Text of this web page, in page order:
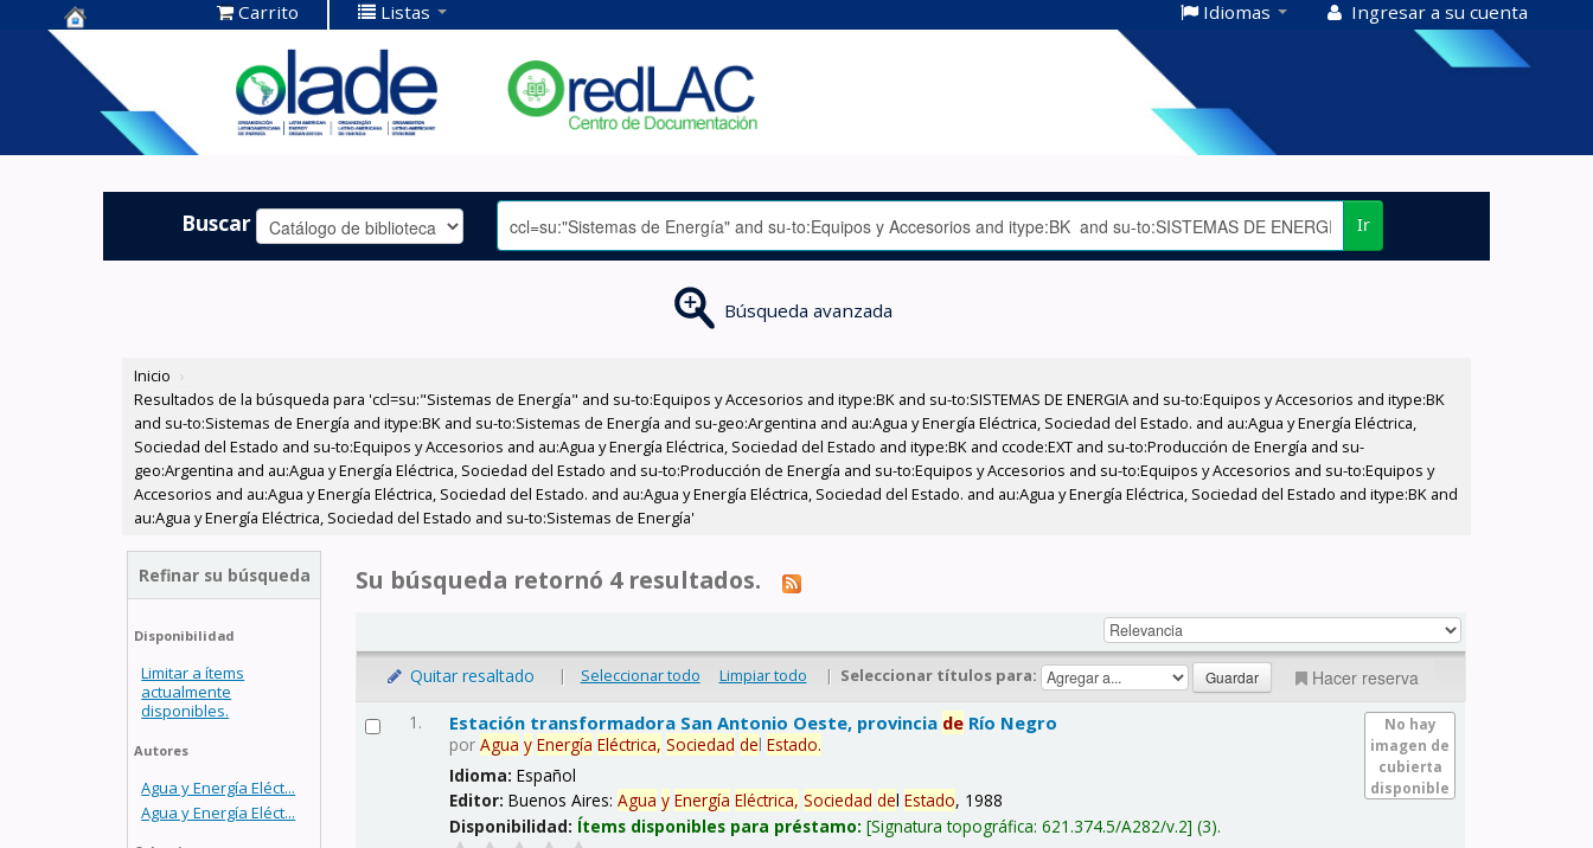
Centro de
Documentación
OLADE -
Carrito Listas Idiomas Ingresar a su cuenta
Buscar Ir
Búsqueda avanzada
Inicio ›
Resultados de la búsqueda para 'ccl=su:"Sistemas de Energía" and su-to:Equipos y Accesorios and itype:BK and su-to:SISTEMAS DE ENERGIA and su-to:Equipos y Accesorios and itype:BK
and su-to:Sistemas de Energía and itype:BK and su-to:Sistemas de Energía and su-geo:Argentina and au:Agua y Energía Eléctrica, Sociedad del Estado. and au:Agua y Energía Eléctrica,
Sociedad del Estado and su-to:Equipos y Accesorios and au:Agua y Energía Eléctrica, Sociedad del Estado and itype:BK and ccode:EXT and su-to:Producción de Energía and su-
geo:Argentina and au:Agua y Energía Eléctrica, Sociedad del Estado and su-to:Producción de Energía and su-to:Equipos y Accesorios and su-to:Equipos y Accesorios and su-to:Equipos y
Accesorios and au:Agua y Energía Eléctrica, Sociedad del Estado. and au:Agua y Energía Eléctrica, Sociedad del Estado. and au:Agua y Energía Eléctrica, Sociedad del Estado and itype:BK and
au:Agua y Energía Eléctrica, Sociedad del Estado and su-to:Sistemas de Energía'
Refinar su búsqueda
Disponibilidad
Limitar a ítems
actualmente
disponibles.
Autores
Agua y Energía Eléct...
Agua y Energía Eléct...
Su búsqueda retornó 4 resultados.
Quitar resaltado | Seleccionar todo Limpiar todo | Seleccionar títulos para: Hacer reserva
1.
No hay
imagen de
cubierta
disponible
Estación transformadora San Antonio Oeste, provincia de Río Negro
porAgua y Energía Eléctrica, Sociedad delEstado.
Idioma:Español
Editor:Buenos Aires:Agua y Energía Eléctrica, Sociedad delEstado, 1988
Disponibilidad: Ítems disponibles para préstamo: Signatura topográfica:621.374.5/A282/v.2 (3).